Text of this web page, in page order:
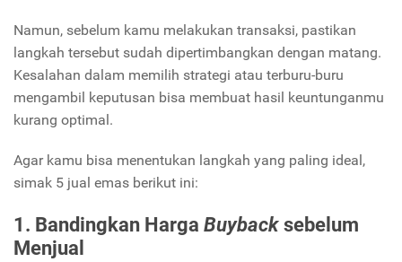
Namun, sebelum kamu melakukan transaksi, pastikan
langkah tersebut sudah dipertimbangkan dengan matang.
Kesalahan dalam memilih strategi atau terburu-buru
mengambil keputusan bisa membuat hasil keuntunganmu
kurang optimal.
Agar kamu bisa menentukan langkah yang paling ideal,
simak 5 jual emas berikut ini:
1. Bandingkan Harga Buybacksebelum
Menjual